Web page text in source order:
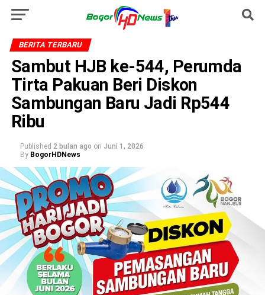
BERITA TERBARU
Sambut HJB ke-544, Perumda
Tirta Pakuan Beri Diskon
Sambungan Baru Jadi Rp544
Ribu
Published 2 bulan ago on Juni 1, 2026
By BogorHDNews